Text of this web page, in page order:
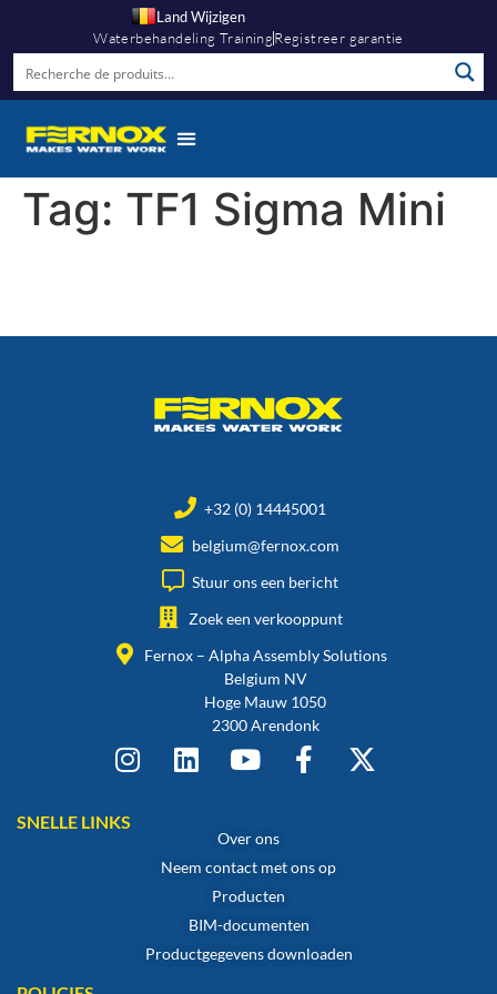
Land Wijzigen
Waterbehandeling TrainingRegistreer garantie
Tag: TF1 Sigma Mini
+32 (0) 14445001
belgium@fernox.com
Stuur ons een bericht
Zoek een verkooppunt
Fernox – Alpha Assembly Solutions
Belgium NV
Hoge Mauw 1050
2300 Arendonk
SNELLE LINKS
Over ons
Neem contact met ons op
Producten
BIM-documenten
Productgegevens downloaden